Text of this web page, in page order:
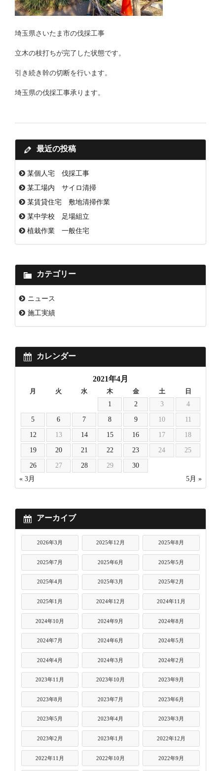
埼玉県さいたま市の伐採工事
立木の枝打ちが完了した状態です。
引き続き幹の切断を行います。
埼玉県の伐採工事承ります。
最近の投稿
某個人宅 伐採工事
某工場内 サイロ清掃
某賃貸住宅 敷地清掃作業
某中学校 足場組立
植栽作業 一般住宅
カテゴリー
ニュース
施工実績
カレンダー
2021年4月
月 火 水 木 金 土 日
1 2 3 4
5 6 7 8 9 10 11
12 13 14 15 16 17 18
19 20 21 22 23 24 25
26 27 28 29
30
« 3月
5月 »
アーカイブ
2026年3月 2025年12月 2025年8月
2025年7月 2025年6月 2025年5月
2025年4月 2025年3月 2025年2月
2025年1月 2024年12月 2024年11月
2024年10月 2024年9月 2024年8月
2024年7月 2024年6月 2024年5月
2024年4月 2024年3月 2024年2月
2023年11月 2023年10月 2023年9月
2023年8月 2023年7月 2023年6月
2023年5月 2023年4月 2023年3月
2023年2月 2023年1月 2022年12月
2022年11月 2022年10月 2022年9月